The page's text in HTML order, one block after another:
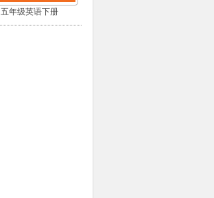
五年级英语下册